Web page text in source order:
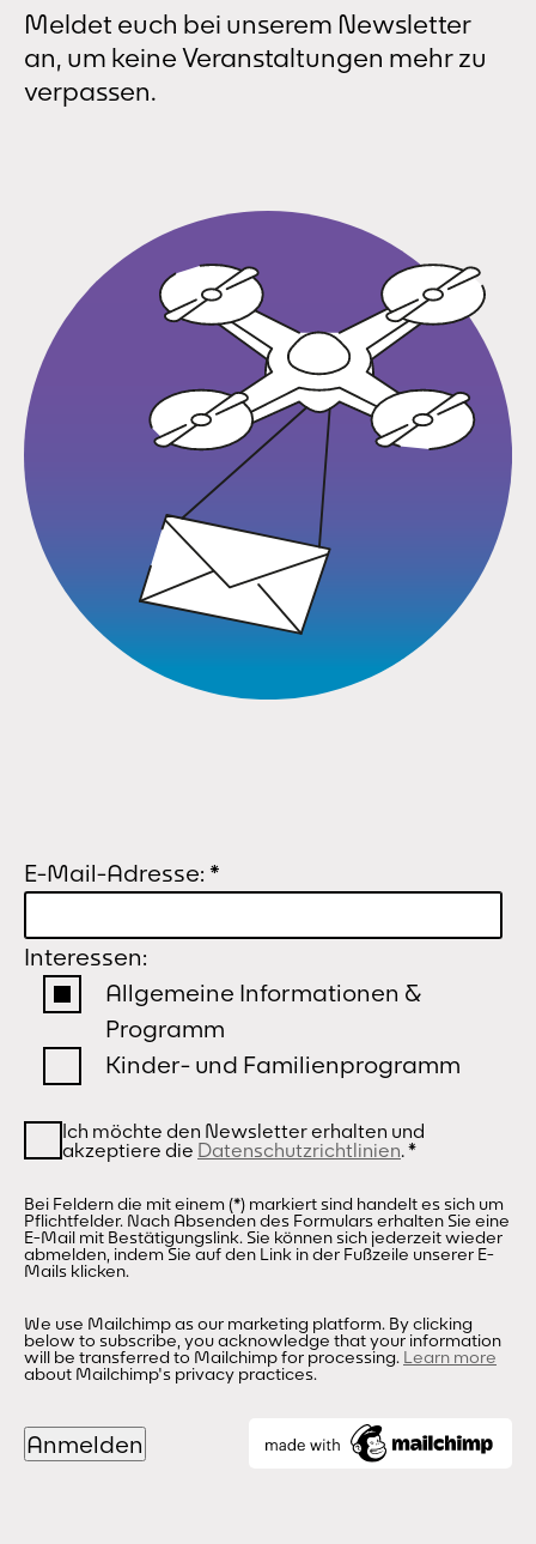
Meldet euch bei unserem Newsletter
an, um keine Veranstaltungen mehr zu
verpassen.
E-Mail-Adresse: *
Interessen:
Allgemeine Informationen &
Programm
Kinder- und Familienprogramm
Ich möchte den Newsletter erhalten und
akzeptiere die Datenschutzrichtlinien.*
Bei Feldern die mit einem (*) markiert sind handelt es sich um
Pflichtfelder. Nach Absenden des Formulars erhalten Sie eine
E-Mail mit Bestätigungslink. Sie können sich jederzeit wieder
abmelden, indem Sie auf den Link in der Fußzeile unserer E-
Mails klicken.
We use Mailchimp as our marketing platform. By clicking
below to subscribe, you acknowledge that your information
will be transferred to Mailchimp for processing. Learn more
about Mailchimp's privacy practices.